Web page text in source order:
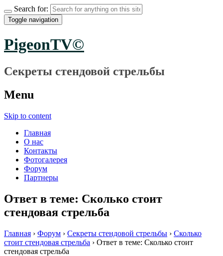
Search for:
Toggle navigation
PigeonTV©
Секреты стендовой стрельбы
Menu
Skip to content
Главная
О нас
Контакты
Фотогалерея
Форум
Партнеры
Ответ в теме: Сколько стоит
стендовая стрельба
Главная › Форум › Секреты стендовой стрельбы › Сколько
стоит стендовая стрельба › Ответ в теме: Сколько стоит
стендовая стрельба